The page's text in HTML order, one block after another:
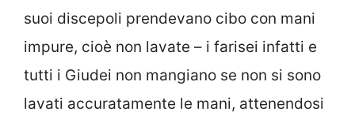
suoi discepoli prendevano cibo con mani
impure, cioè non lavate – i farisei infatti e
tutti i Giudei non mangiano se non si sono
lavati accuratamente le mani, attenendosi